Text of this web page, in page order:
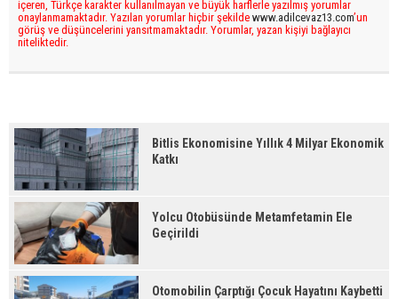
içeren, Türkçe karakter kullanılmayan ve büyük harflerle yazılmış yorumlar
onaylanmamaktadır. Yazılan yorumlar hiçbir şekilde www.adilcevaz13.com’un
görüş ve düşüncelerini yansıtmamaktadır. Yorumlar, yazan kişiyi bağlayıcı
niteliktedir.
Bitlis Ekonomisine Yıllık 4 Milyar Ekonomik
Katkı
Yolcu Otobüsünde Metamfetamin Ele
Geçirildi
Otomobilin Çarptığı Çocuk Hayatını Kaybetti